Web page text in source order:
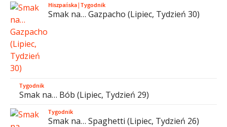
Hiszpańska|Tygodnik
Smak na… Gazpacho (Lipiec, Tydzień 30)
Tygodnik
Smak na… Bób (Lipiec, Tydzień 29)
Tygodnik
Smak na… Spaghetti (Lipiec, Tydzień 26)